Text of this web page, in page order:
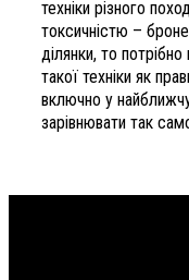
техніки різного
токсичністю –
ділянки, то
такої техніки як
включно у
зарівнювати так